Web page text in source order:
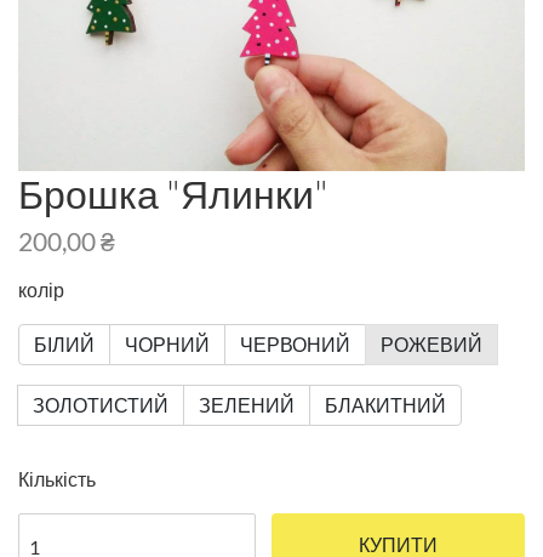
Брошка "Ялинки"
200,00 ₴
колір
БІЛИЙ ЧОРНИЙ ЧЕРВОНИЙ РОЖЕВИЙ
ЗОЛОТИСТИЙ ЗЕЛЕНИЙ БЛАКИТНИЙ
Кількість
КУПИТИ